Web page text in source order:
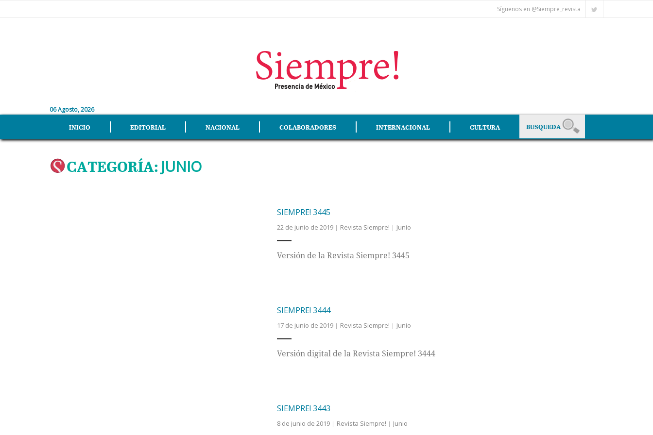
Síguenos en @Siempre_revista
06 Agosto, 2026
INICIO EDITORIAL NACIONAL COLABORADORES INTERNACIONAL CULTURA
CATEGORÍA: JUNIO
SIEMPRE! 3445
22 de junio de 2019 Revista Siempre! Junio
Versión de la Revista Siempre! 3445
SIEMPRE! 3444
17 de junio de 2019 Revista Siempre! Junio
Versión digital de la Revista Siempre! 3444
SIEMPRE! 3443
8 de junio de 2019 Revista Siempre! Junio